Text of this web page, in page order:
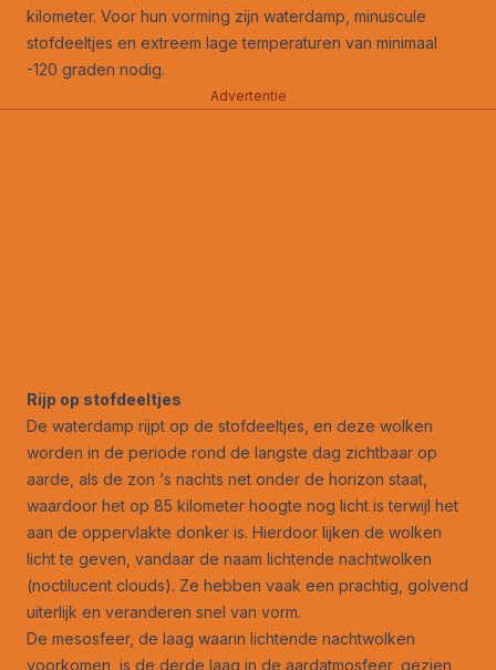
kilometer. Voor hun vorming zijn waterdamp, minuscule
stofdeeltjes en extreem lage temperaturen van minimaal
-120 graden nodig.
Advertentie
Rijp op stofdeeltjes
De waterdamp rijpt op de stofdeeltjes, en deze wolken
worden in de periode rond de langste dag zichtbaar op
aarde, als de zon ‘s nachts net onder de horizon staat,
waardoor het op 85 kilometer hoogte nog licht is terwijl het
aan de oppervlakte donker is. Hierdoor lijken de wolken
licht te geven, vandaar de naam lichtende nachtwolken
(noctilucent clouds). Ze hebben vaak een prachtig, golvend
uiterlijk en veranderen snel van vorm.
De mesosfeer, de laag waarin lichtende nachtwolken
voorkomen, is de derde laag in de aardatmosfeer, gezien